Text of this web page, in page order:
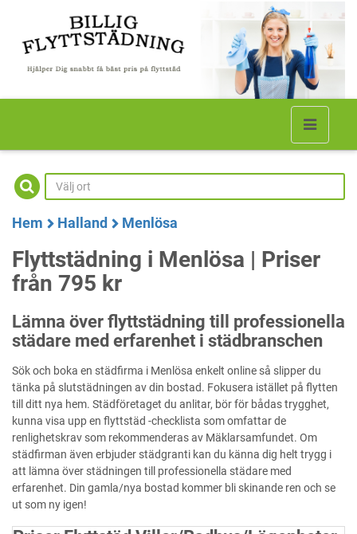
Hem Halland Menlösa
Flyttstädning i Menlösa | Priser
från 795 kr
Lämna över flyttstädning till professionella
städare med erfarenhet i städbranschen
Sök och boka en städfirma i Menlösa enkelt online så slipper du
tänka på slutstädningen av din bostad. Fokusera istället på flytten
till ditt nya hem. Städföretaget du anlitar, bör för bådas trygghet,
kunna visa upp en flyttstäd -checklista som omfattar de
renlighetskrav som rekommenderas av Mäklarsamfundet. Om
städfirman även erbjuder städgranti kan du känna dig helt trygg i
att lämna över städningen till professionella städare med
erfarenhet. Din gamla/nya bostad kommer bli skinande ren och se
ut som ny igen!